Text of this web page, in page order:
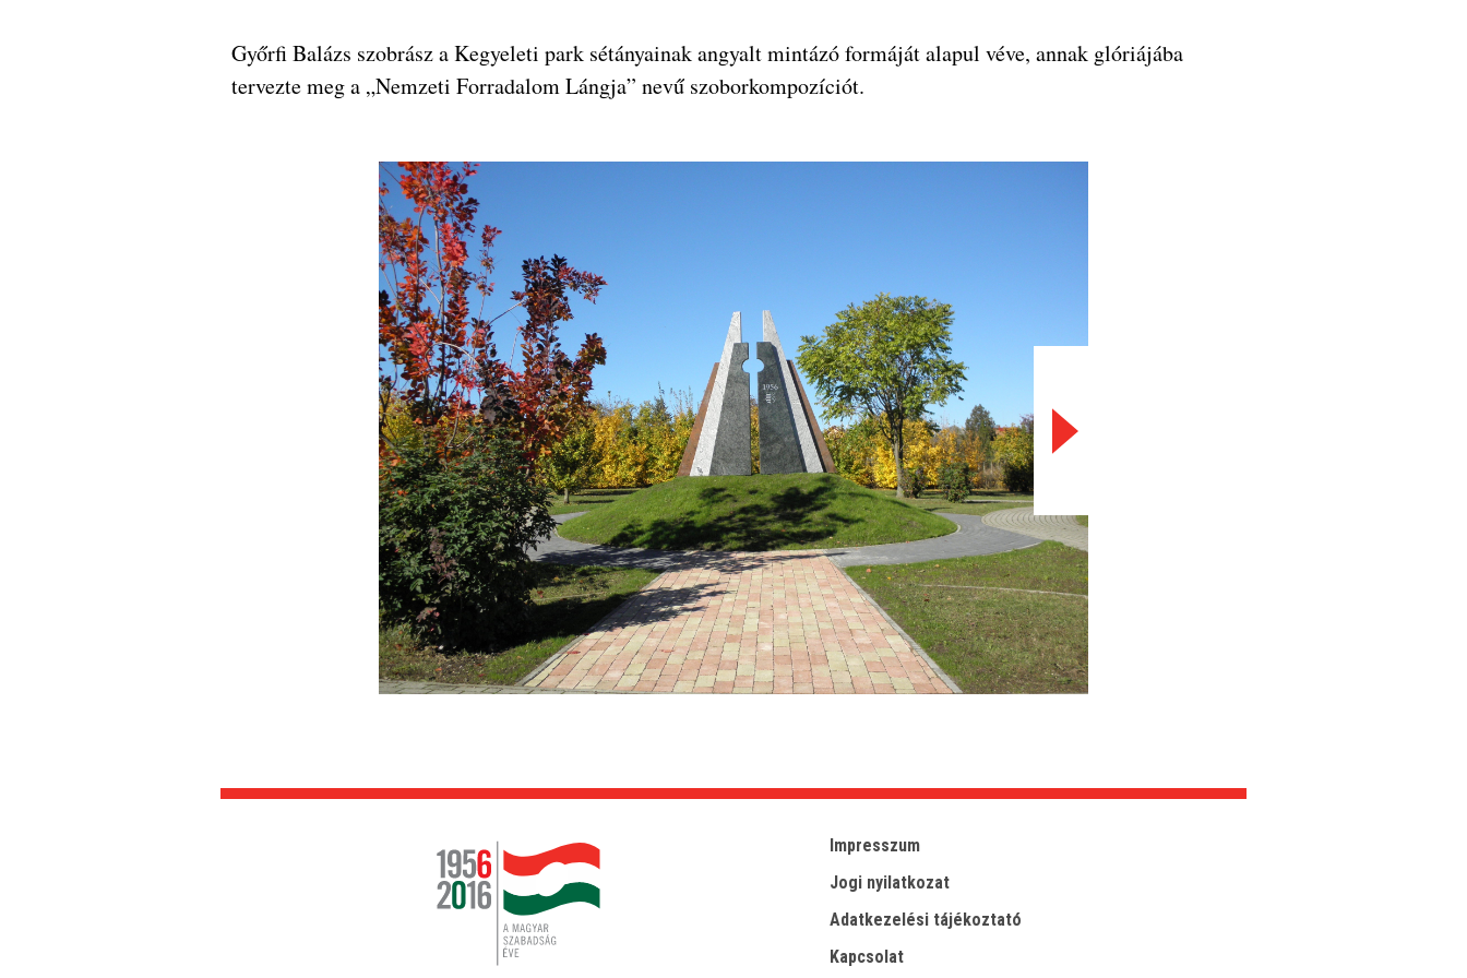
Győrfi Balázs szobrász a Kegyeleti park sétányainak angyalt mintázó formáját alapul véve, annak glóriájába
tervezte meg a „Nemzeti Forradalom Lángja” nevű szoborkompozíciót.
Impresszum
Jogi nyilatkozat
Adatkezelési tájékoztató
Kapcsolat